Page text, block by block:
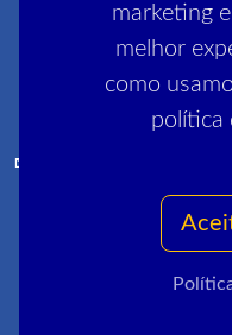
marketing
melhor
como
política
Rua Pedro Lessa, 35
R. Manai,
Copyrights ©